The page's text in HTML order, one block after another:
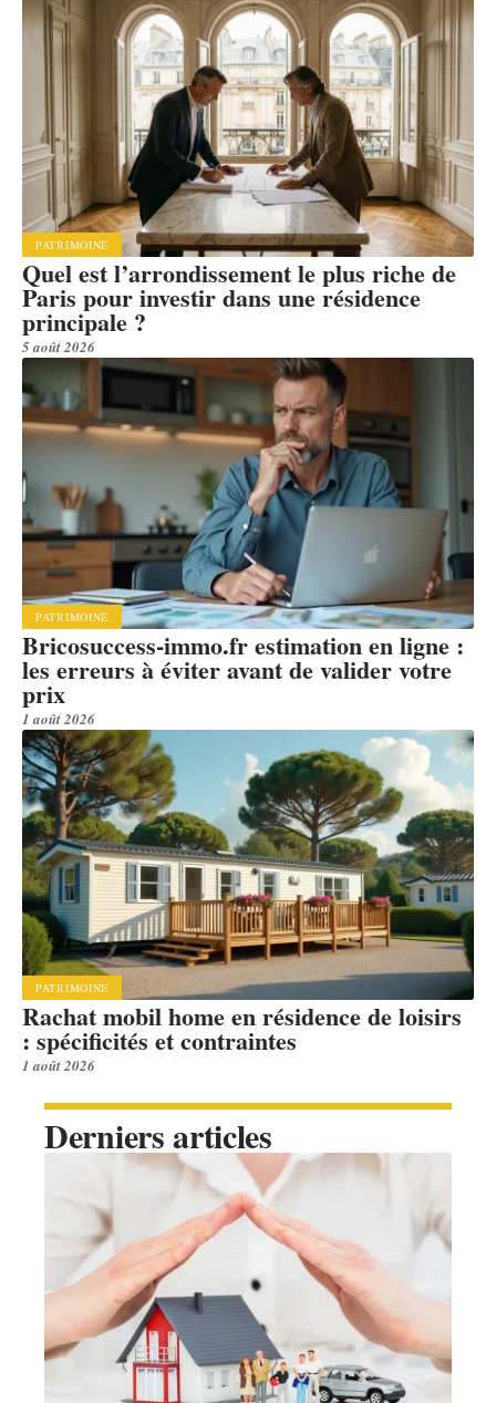
PATRIMOINE
Quel est l’arrondissement le plus riche de
Paris pour investir dans une résidence
principale ?
5 août 2026
PATRIMOINE
Bricosuccess-immo.fr estimation en ligne :
les erreurs à éviter avant de valider votre
prix
1 août 2026
PATRIMOINE
Rachat mobil home en résidence de loisirs
: spécificités et contraintes
1 août 2026
Derniers articles